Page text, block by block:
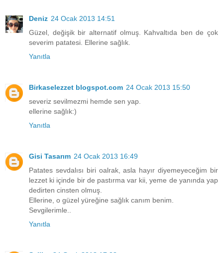
Deniz 24 Ocak 2013 14:51
Güzel, değişik bir alternatif olmuş. Kahvaltıda ben de çok
severim patatesi. Ellerine sağlık.
Yanıtla
Birkaselezzet blogspot.com 24 Ocak 2013 15:50
severiz sevilmezmi hemde sen yap.
ellerine sağlık:)
Yanıtla
Gisi Tasarım 24 Ocak 2013 16:49
Patates sevdalısı biri oalrak, asla hayır diyemeyeceğim bir
lezzet ki içinde bir de pastırma var kii, yeme de yanında yap
dedirten cinsten olmuş.
Ellerine, o güzel yüreğine sağlık canım benim.
Sevgilerimle..
Yanıtla